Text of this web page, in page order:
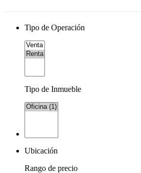
Tipo de Operación
Tipo de Inmueble
Ubicación
Rango de precio